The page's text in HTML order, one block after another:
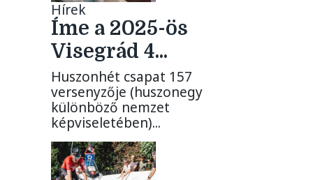
Hírek
Íme a 2025-ös
Visegrád 4...
Huszonhét csapat 157
versenyzője (huszonegy
különböző nemzet
képviseletében)...